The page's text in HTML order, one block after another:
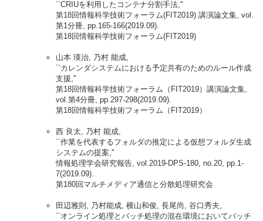
``CRIUを利用したコンテナ分割手法,''
第18回情報科学技術フォーラム(FIT2019) 講演論文集, vol.
第1分冊, pp.165-166(2019.09).
第18回情報科学技術フォーラム(FIT2019)
山本 瑛治, 乃村 能成,
``カレンダシステムにおける予定共有のためのルール作成
支援,''
第18回情報科学技術フォーラム（FIT2019）講演論文集,
vol.第4分冊, pp.297-298(2019.09).
第18回情報科学技術フォーラム（FIT2019）
西 良太, 乃村 能成,
``作業を代表するフォルダの推定による仮想フォルダ生成
システムの提案,''
情報処理学会研究報告, vol.2019-DPS-180, no.20, pp.1-
7(2019.09).
第180回マルチメディア通信と分散処理研究会
田辺雅則, 乃村能成, 横山和俊, 長尾尚, 谷口秀夫,
``オンライン処理とバッチ処理の混在環境においてバッチ